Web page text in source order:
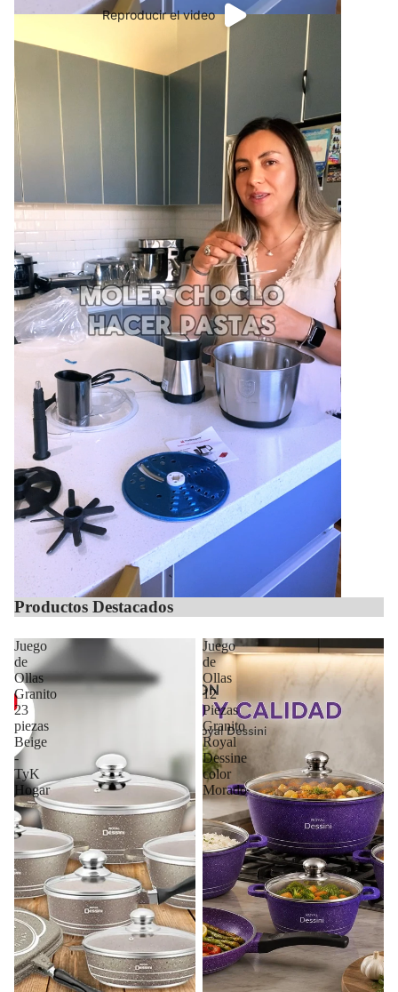
Reproducir el video
Productos Destacados
Juego
de
Ollas
Granito
23
piezas
Beige
-
TyK
Hogar
Juego
de
Ollas
12
Piezas
Granito
Royal
Dessine
color
Morado